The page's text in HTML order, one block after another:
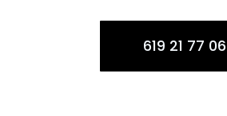
619 21 77 06